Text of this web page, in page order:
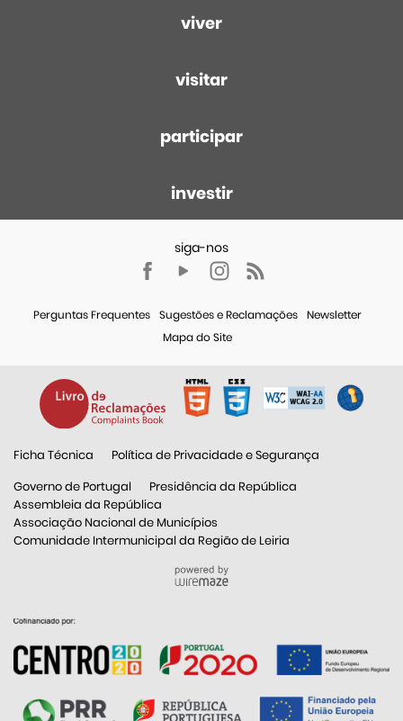
viver
visitar
participar
investir
Perguntas Frequentes Sugestões e Reclamações
Newsletter
Mapa do Site
Ficha Técnica
Política de Privacidade e Segurança
Governo de Portugal
Presidência da República
Assembleia da República
Associação Nacional de Municípios
Comunidade Intermunicipal da Região de Leiria